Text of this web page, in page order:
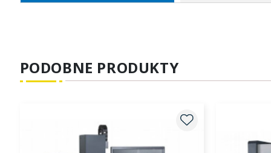
PODOBNE PRODUKTY